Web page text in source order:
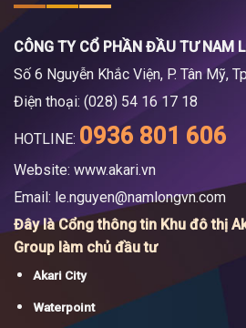
CÔNG TY CỔ PHẦN ĐẦU TƯ NAM
Số 6 Nguyễn Khắc Viện, P. Tân Mỹ,
Điện thoại: (028) 54 16 17 18
HOTLINE: 0936 801 606
Website: www.akari.vn
Email: le.nguyen@namlongvn.com
Đây là Cổng thông tin Khu đô thị
Group làm chủ đầu tư
Akari City
Waterpoint